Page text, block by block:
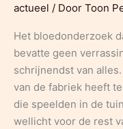
actueel / Door Toon
Het bloedonderzoek
bevatte geen
schrijnendst van
van de fabriek heeft
die speelden in de
wellicht voor de rest